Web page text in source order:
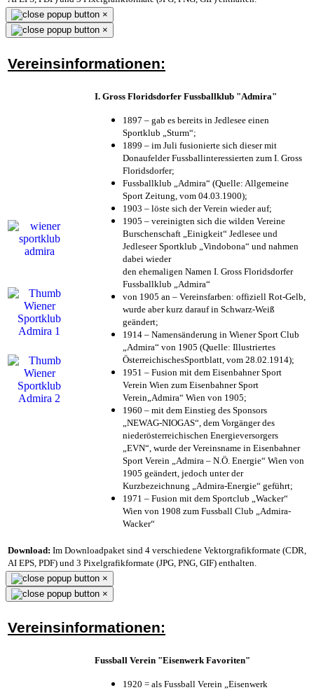
×
×
Vereinsinformationen:
I. Gross Floridsdorfer Fussballklub "Admira"
1897 – gab es bereits in Jedlesee einen
Sportklub „Sturm“;
1899 – im Juli fusionierte sich dieser mit
Donaufelder Fussballinteressierten zum I. Gross
Floridsdorfer;
Fussballklub „Admira“ (Quelle: Allgemeine
Sport Zeitung, vom 04.03.1900);
1903 – löste sich der Verein wieder auf;
1905 – vereinigten sich die wilden Vereine
Burschenschaft „Einigkeit“ Jedlesee und
Jedleseer Sportklub „Vindobona“ und nahmen
dabei wieder
den ehemaligen Namen I. Gross Floridsdorfer
Fussballklub „Admira“
von 1905 an – Vereinsfarben: offiziell Rot-Gelb,
wurde aber kurz darauf in Schwarz-Weiß
geändert;
1914 – Namensänderung in Wiener Sport Club
„Admira“ von 1905 (Quelle: Illustriertes
ÖsterreichischesSportblatt, vom 28.02.1914);
1951 – Fusion mit dem Eisenbahner Sport
Verein Wien zum Eisenbahner Sport
Verein„Admira“ Wien von 1905;
1960 – mit dem Einstieg des Sponsors
„NEWAG-NIOGAS“, dem Vorgänger des
niederösterreichischen Energieversorgers
„EVN“, wurde der Vereinsname in Eisenbahner
Sport Verein „Admira – N.Ö. Energie“ Wien von
1905 geändert, jedoch unter der
Kurzbezeichnung „Admira-Energie“ geführt;
1971 – Fusion mit dem Sportclub „Wacker“
Wien von 1908 zum Fussball Club „Admira-
Wacker“
Download: Im Downloadpaket sind 4 verschiedene Vektorgrafikformate (CDR,
AI EPS, PDF) und 3 Pixelgrafikformate (JPG, PNG, GIF) enthalten.
×
×
Vereinsinformationen:
Fussball Verein "Eisenwerk Favoriten"
1920 = als Fussball Verein „Eisenwerk